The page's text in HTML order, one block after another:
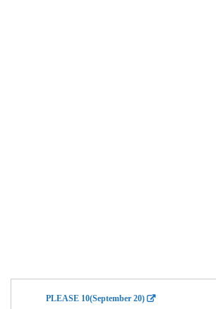
PLEASE 10(September 20)